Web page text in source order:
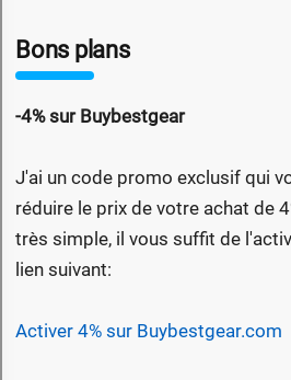
Bons plans
-4% sur Buybestgear
J'ai un code promo exclusif qui
réduire le prix de votre achat de
très simple, il vous suffit de
lien suivant:
Activer 4% sur Buybestgear.com